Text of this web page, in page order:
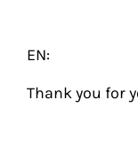
EN:
Thank you for